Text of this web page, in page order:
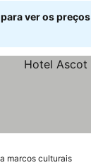
ver os preços
marcos culturais